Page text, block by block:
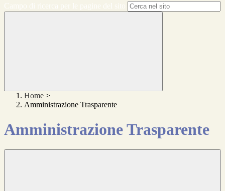
Home >
Amministrazione Trasparente
Amministrazione Trasparente